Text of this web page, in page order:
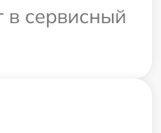
в сервисный